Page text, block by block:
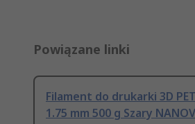
Powiązane linki
Filament do drukarki 3D
1.75 mm 500 g Szary